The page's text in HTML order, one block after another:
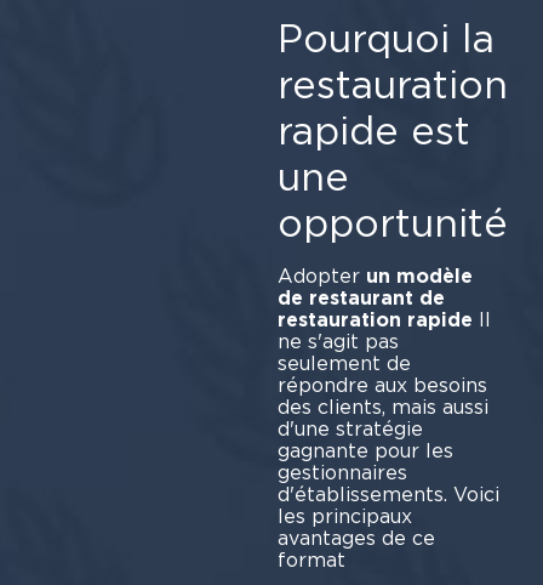
Pourquoi la
restauration
rapide est
une
opportunité
Adopter un modèle
de restaurant de
restauration rapide Il
ne s'agit pas
seulement de
répondre aux besoins
des clients, mais aussi
d'une stratégie
gagnante pour les
gestionnaires
d'établissements. Voici
les principaux
avantages de ce